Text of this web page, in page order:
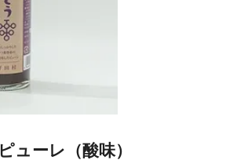
ューレ（酸味）